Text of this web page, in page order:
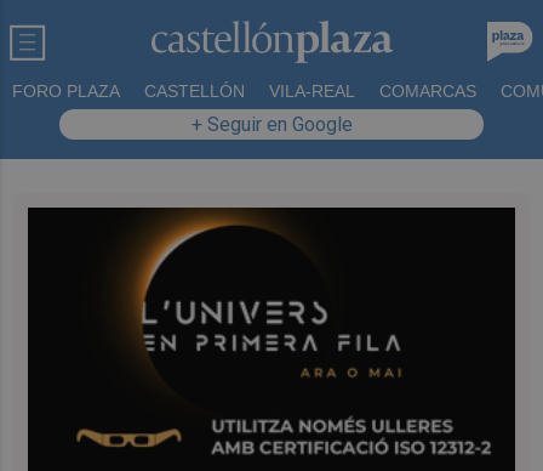
FORO PLAZA CASTELLÓN VILA-REAL COMARCAS
+ Seguir en Google